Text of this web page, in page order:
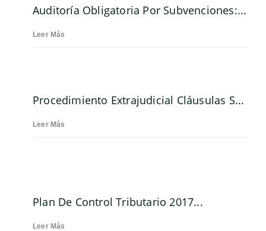
Auditoría Obligatoria Por Subvenciones:...
Leer Más
Procedimiento Extrajudicial Cláusulas S...
Leer Más
Plan De Control Tributario 2017...
Leer Más